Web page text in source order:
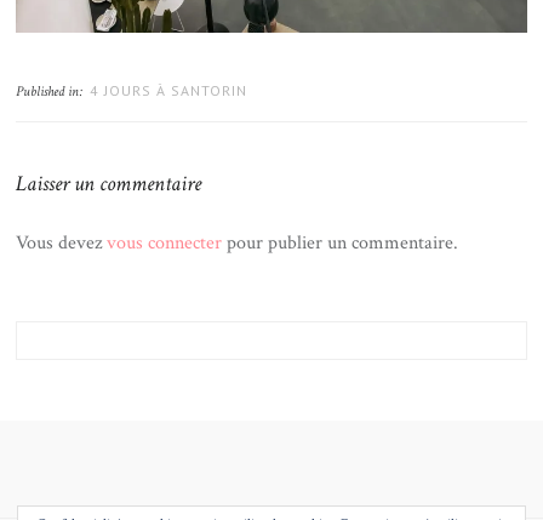
Published in: 4 JOURS À SANTORIN
Laisser un commentaire
Vous devezvous connecterpour publier un commentaire.